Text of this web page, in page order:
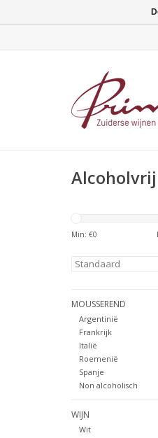
Alcoholvrij
Min: €0
MOUSSEREND
Argentinië
Frankrijk
Italië
Roemenië
Spanje
Non alcoholisch
WIJN
Wit